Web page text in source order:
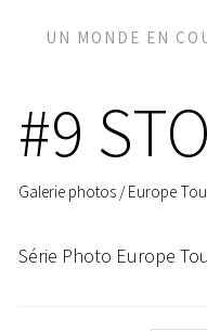
UN MONDE EN
#9
Galerie photos /Europe
Série Photo Europe